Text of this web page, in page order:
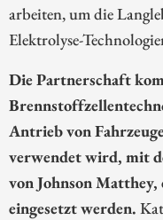
arbeiten, um die
Elektrolyse-
Die Partnerschaft
Antrieb von
verwendet wird, mit
von Johnson
eingesetzt werden.